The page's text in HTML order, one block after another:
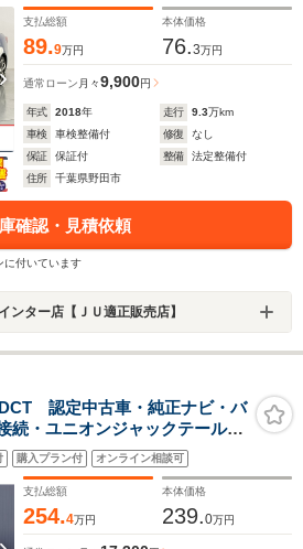
支払総額
89.9万円
本体価格
76.3万円
通常ローン 月々9,900円
年式 2018年 走行 9.3万km
車検
車検整備付 修復
なし
保証
保証付 整備
法定整備付
住所
千葉県野田市
確認・見積依頼
に付いています
ンター店【ＪＵ適正販売店】
認定中古車・純正ナビ・バ
続・ユニオンジャックテールラ
ワイパー・アイドリングスト
ル
購入プラン付 オンライン相談可
支払総額
254.4万円
本体価格
239.0万円